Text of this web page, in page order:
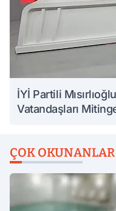
İYİ Partili
Vatandaşları
ÇOK OKUNANLAR